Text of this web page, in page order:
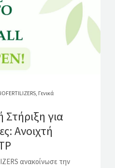
, Γενικά
για
Ανοιχτή
ανακοίνωσε την